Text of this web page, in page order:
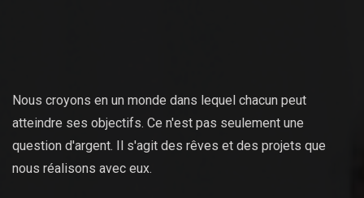
Nous croyons en un monde dans lequel chacun peut
atteindre ses objectifs. Ce n'est pas seulement une
question d'argent. Il s'agit des rêves et des projets que
nous réalisons avec eux.